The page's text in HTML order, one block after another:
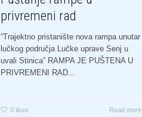
privremeni rad
“Trajektno pristanište nova rampa unutar
lučkog područja Lučke uprave Senj u
uvali Stinica” RAMPA JE PUŠTENA U
PRIVREMENI RAD...
0 likes Read more